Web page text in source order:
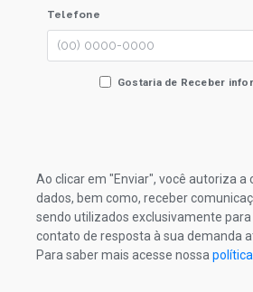
Telefone
Gostaria de Receber
Ao clicar em "Enviar", você autoriza a
dados, bem como, receber
sendo utilizados exclusivamente
contato de resposta à sua demanda
Para saber mais acesse nossa